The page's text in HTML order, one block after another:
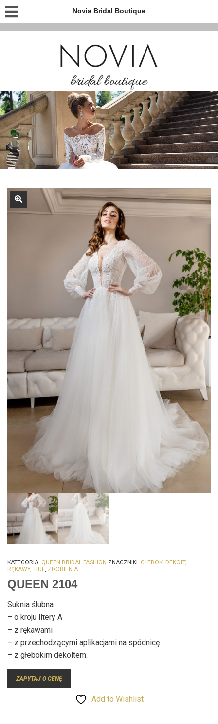
Novia Bridal Boutique
KATEGORIA: QUEEN BRIDAL FASHION ZNACZNIKI: GŁEBOKI DEKOLT,
RĘKAWY, TIUL ZDOBIENIA
QUEEN 2104
Suknia ślubna:
– o kroju litery A
– z rękawami
– z przechodzącymi aplikacjami na spódnicę
– z głebokim dekoltem.
ZAPYTAJ O CENĘ
Add to Wishlist